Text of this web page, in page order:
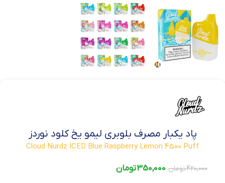
پاد یکبار مصرف بلوبری لیمو یخ کلود نوردز
Cloud Nurdz ICED Blue Raspberry Lemon 4500 Puff
420,000تومان 350,000تومان